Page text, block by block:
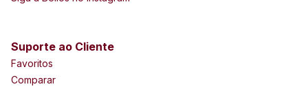
Suporte ao Cliente
Favoritos
Comparar